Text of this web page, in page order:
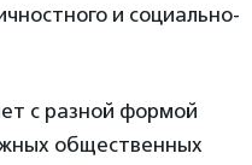
и социально-
с разной формой
общественных